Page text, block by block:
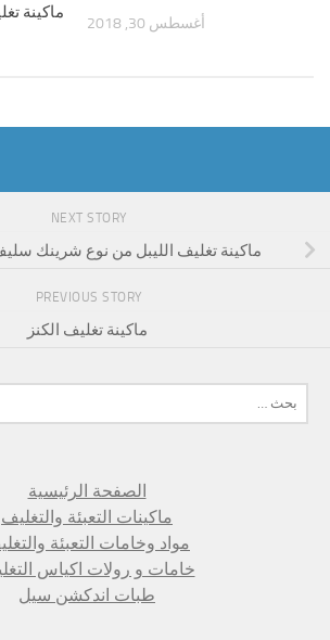
ماكينة
أغسطس 30, 2018
NEXT STORY
ماكينة تغليف الليبل من نوع شرينك
PREVIOUS STORY
ماكينة تغليف الكنز
عن:
الصفحة الرئيسية
ماكينات التعبئة والتغليف
مواد وخامات التعبئة
خامات و رولات اكياس
طبات اندكشن سيل